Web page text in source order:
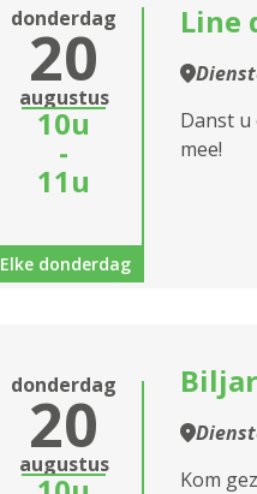
donderdag
20
augustus
10u
-
11u
Elke donderdag
Line
Danst u
mee!
donderdag
20
augustus
Kom